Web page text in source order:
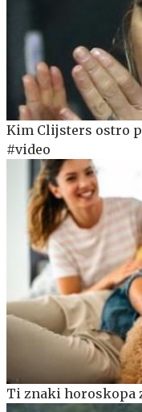
Kim Clijsters ostro
#video
Ti znaki horoskopa